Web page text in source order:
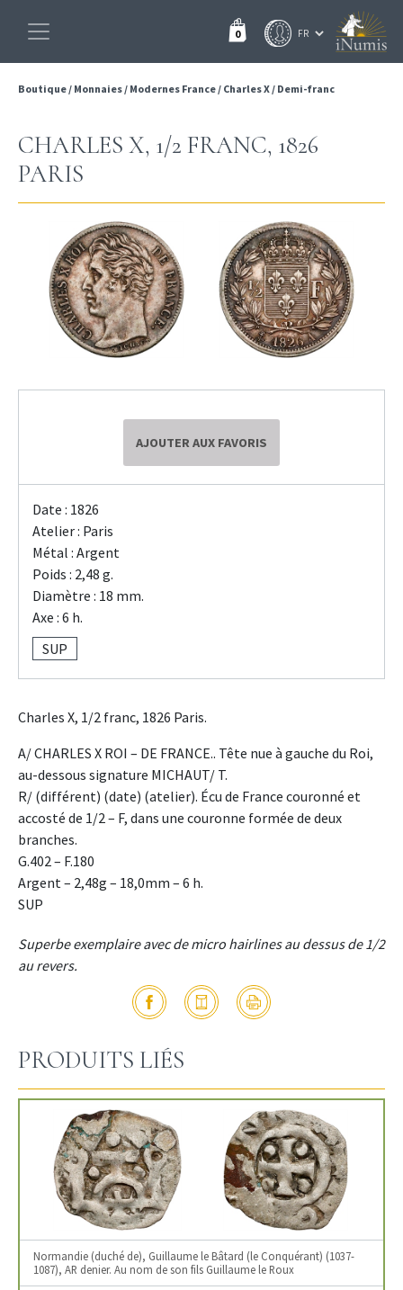
0
Boutique/ Monnaies/ Modernes France/ Charles X/ Demi-franc
CHARLES X, 1/2 FRANC, 1826
PARIS
AJOUTER AUX FAVORIS
Date : 1826
Atelier : Paris
Métal : Argent
Poids : 2,48 g.
Diamètre : 18 mm.
Axe : 6 h.
SUP
Charles X, 1/2 franc, 1826 Paris.
A/ CHARLES X ROI – DE FRANCE.. Tête nue à gauche du Roi,
au-dessous signature MICHAUT/ T.
R/ (différent) (date) (atelier). Écu de France couronné et
accosté de 1/2 – F, dans une couronne formée de deux
branches.
G.402 – F.180
Argent – 2,48g – 18,0mm – 6 h.
SUP
Superbe exemplaire avec de micro hairlines au dessus de 1/2
au revers.
PRODUITS LIÉS
Normandie (duché de), Guillaume le Bâtard (le Conquérant) (1037-
1087), AR denier. Au nom de son fils Guillaume le Roux